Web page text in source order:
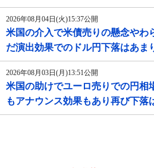
2026年08月04日(火)15:37公開
米国の介入で米債売りの懸念やわ
だ演出効果でのドル円下落はあま
2026年08月03日(月)13:51公開
米国の助けでユーロ売りでの円相
もアナウンス効果もあり再び下落